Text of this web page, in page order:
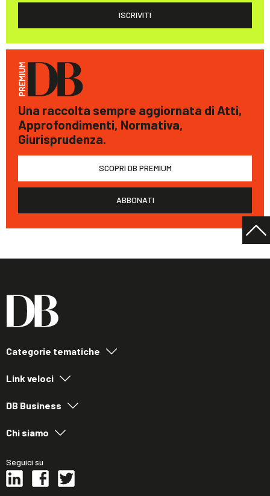
ISCRIVITI
Una raccolta sempre aggiornata di Atti,
Approfondimenti, Normativa,
Giurisprudenza.
SCOPRI DB PREMIUM
ABBONATI
Categorie tematiche
Link veloci
DB Business
Chi siamo
Seguici su